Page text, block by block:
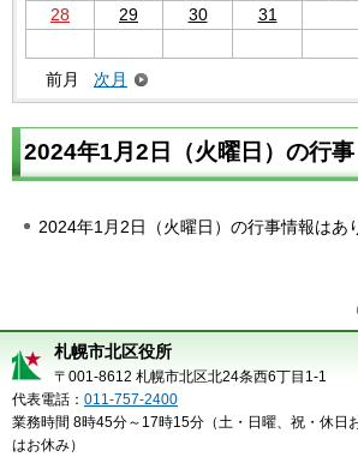
28
29 30 31
前月 次月
2024年1月2日（火曜日）の行事
2024年1月2日（火曜日）の行事情報はあ
札幌市北区役所
〒001-8612 札幌市北区北24条西6丁目1-1
代表電話： 011-757-2400
業務時間 8時45分～17時15分（土・日曜、祝・休日
はお休み）